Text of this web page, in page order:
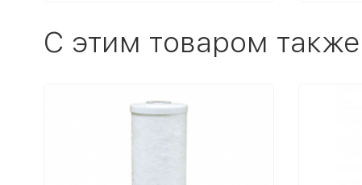
C этим товаром